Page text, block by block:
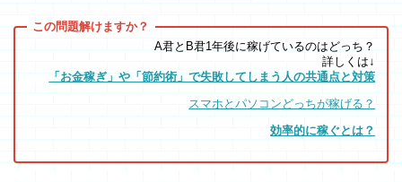
A君とB君1年後に稼げているのはどっち？
詳しくは↓
「お金稼ぎ」や「節約術」で失敗してしまう人の共通点と対策
スマホとパソコンどっちが稼げる？
効率的に稼ぐとは？